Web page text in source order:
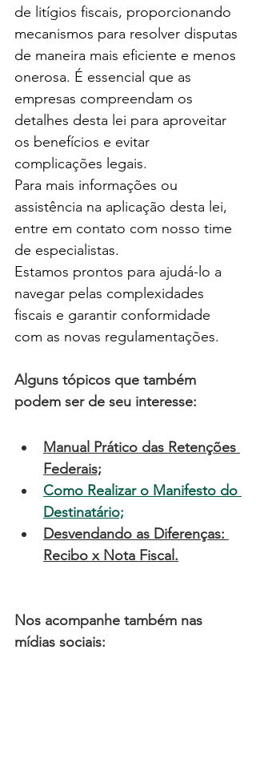
de litígios fiscais, proporcionando
mecanismos para resolver disputas
de maneira mais eficiente e menos
onerosa. É essencial que as
empresas compreendam os
detalhes desta lei para aproveitar
os benefícios e evitar
complicações legais.
Para mais informações ou
assistência na aplicação desta lei,
entre em contato com nosso time
de especialistas.
Estamos prontos para ajudá-lo a
navegar pelas complexidades
fiscais e garantir conformidade
com as novas regulamentações.
Alguns tópicos que também
podem ser de seu interesse:
Manual Prático das Retenções
Federais;
Como Realizar o Manifesto do
Destinatário;
Desvendando as Diferenças:
Recibo x Nota Fiscal .
Nos acompanhe também nas
mídias sociais: